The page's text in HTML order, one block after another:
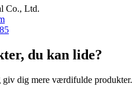
Co., Ltd.
du kan lide?
dig mere værdifulde produkter.